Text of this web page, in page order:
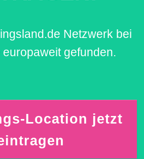
Netzwerk bei
gefunden.
Location jetzt